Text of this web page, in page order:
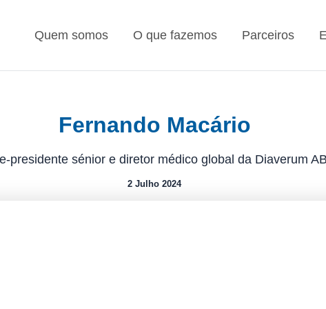
Quem somos O que fazemos Parceiros
Fernando Macário
presidente sénior e diretor médico global da Diaverum
2 Julho 2024